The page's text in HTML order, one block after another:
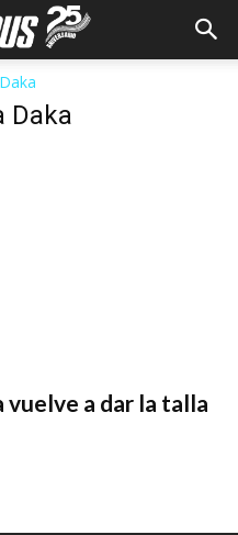
Daka
vuelve a dar la talla